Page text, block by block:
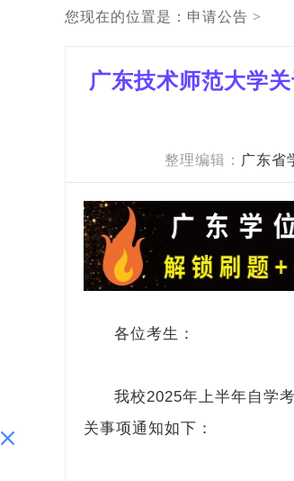
您现在的位置是： 申请公告 >
广东技术师范大学
整理编辑： 广东省
各位考生：
我校2025年上半年自学
关事项通知如下：